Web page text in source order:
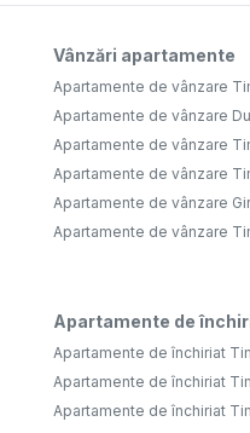
Vânzări apartamente
Apartamente de vânzare
Apartamente de vânzare
Apartamente de vânzare
Apartamente de vânzare
Apartamente de vânzare
Apartamente de vânzare
Apartamente de
Apartamente de închiriat
Apartamente de închiriat
Apartamente de închiriat